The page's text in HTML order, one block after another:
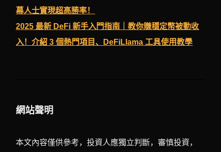
幕人士實現超高勝率！
2025 最新 DeFi 新手入門指南｜教你賺穩定幣被動收
入！介紹 3 個熱門項目、DeFiLlama 工具使用教學
網站聲明
本文內容僅供參考，投資人應獨立判斷，審慎投資，